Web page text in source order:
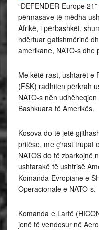
“DEFENDER-Europe
përmasave të mëdha
Afrikë, i përbashkët,
ndërtuar gatishmërinë
amerikane, NATO-s dhe
Me këtë rast, ushtarët e
(FSK) radhiten përkrah
NATO-s nën
Bashkuara të Amerikës.
Kosova do të jetë
pritëse, me ç‘rast trupat
NATOS do të zbarkojnë
ushtarakë të ushtrisë
Komanda Evropiane e
Operacionale e NATO-s.
Komanda e Lartë
jenë të vendosur në